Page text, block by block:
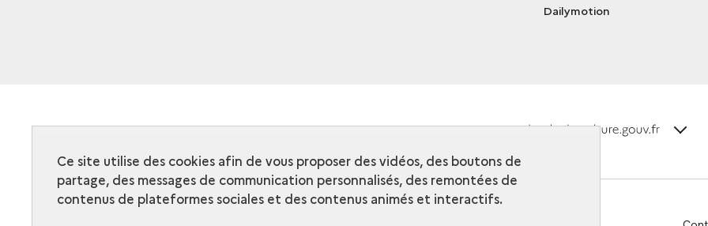
Dailymotion
Découvrir la collection
Ce site utilise des cookies afin de vous proposer des vidéos, des boutons de
partage, des messages de communication personnalisés, des remontées de
contenus de plateformes sociales et des contenus animés et interactifs.